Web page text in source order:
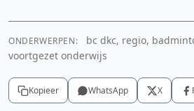
ONDERWERPEN:
bc dkc, regio,
voortgezet onderwijs
Kopieer WhatsApp X